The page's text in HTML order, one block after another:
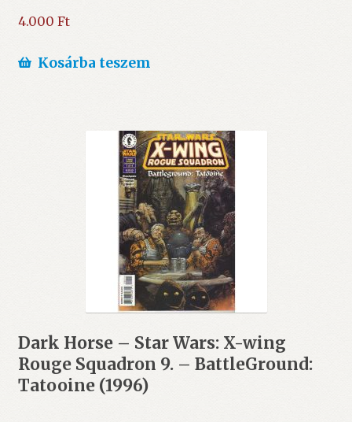
4.000 Ft
Kosárba teszem
Dark Horse – Star Wars: X-wing
Rouge Squadron 9. – BattleGround:
Tatooine (1996)